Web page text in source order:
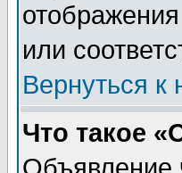
или
Вернуться к
Что такое